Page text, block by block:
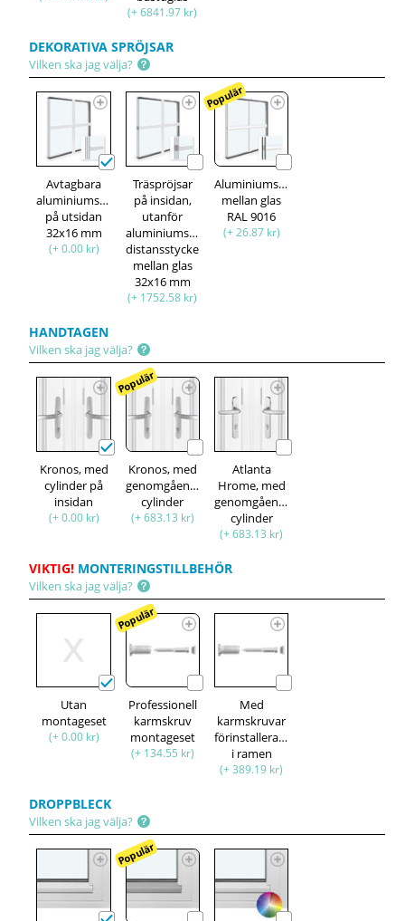
(+ 6841.97 kr)
DEKORATIVA SPRÖJSAR
Vilken ska jag välja?
Avtagbara
aluminiumspröjsar,
på utsidan
32x16 mm
(+ 0.00 kr)
Träspröjsar
på insidan,
utanför
aluminiumspröjsar,
distansstycke
mellan glas
32x16 mm
(+ 1752.58 kr)
Populär
Aluminiumspröjsar
mellan glas
RAL 9016
(+ 26.87 kr)
HANDTAGEN
Vilken ska jag välja?
Kronos, med
cylinder på
insidan
(+ 0.00 kr)
Populär
Kronos, med
genomgående
cylinder
(+ 683.13 kr)
Atlanta
Hrome, med
genomgående
cylinder
(+ 683.13 kr)
VIKTIG! MONTERINGSTILLBEHÖR
Vilken ska jag välja?
Utan
montageset
(+ 0.00 kr)
Populär
Professionell
karmskruv
montageset
(+ 134.55 kr)
Med
karmskruvar
förinstallerade
i ramen
(+ 389.19 kr)
DROPPBLECK
Vilken ska jag välja?
Populär